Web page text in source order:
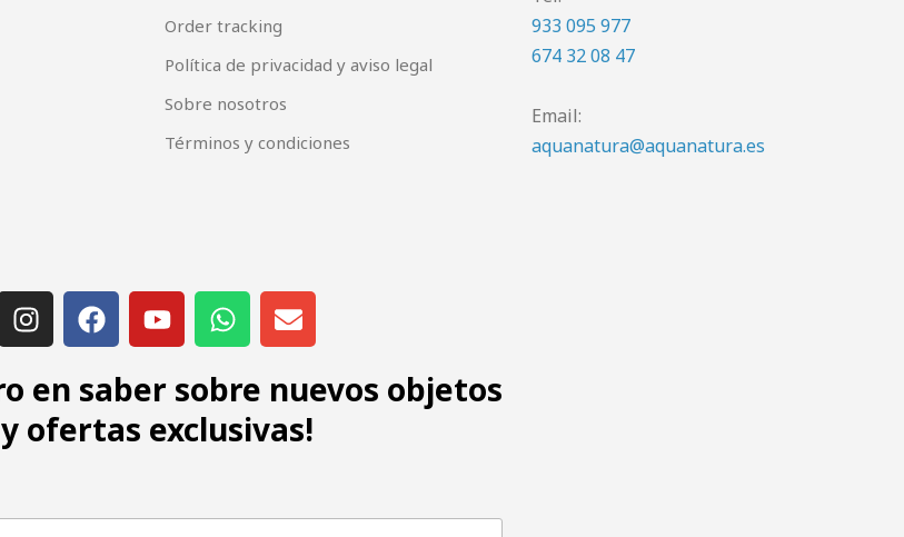
Order tracking
Política de privacidad y aviso legal
Sobre nosotros
Términos y condiciones
933 095 977
674 32 08 47
Email:
aquanatura@aquanatura.es
en saber sobre nuevos objetos
y ofertas exclusivas!